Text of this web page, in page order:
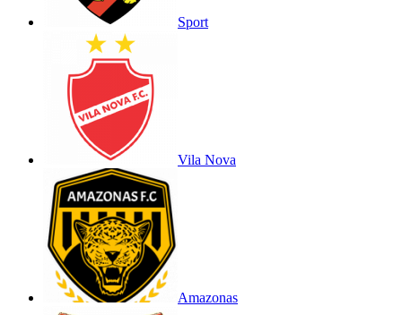
Sport
Vila Nova
Amazonas